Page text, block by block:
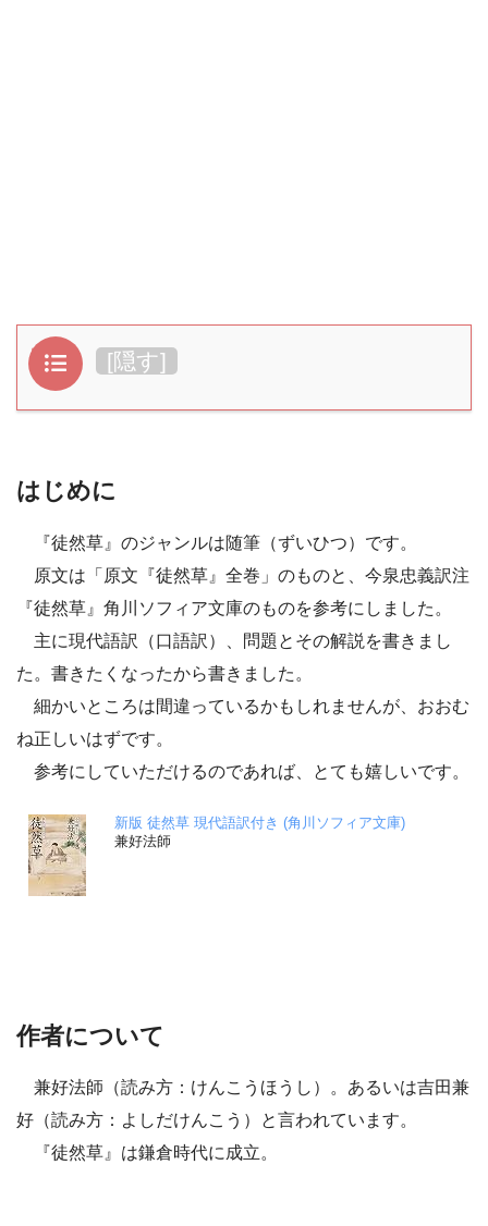
目次 [隠す]
はじめに
『徒然草』のジャンルは随筆（ずいひつ）です。
原文は「原文『徒然草』全巻」のものと、今泉忠義訳注
『徒然草』角川ソフィア文庫のものを参考にしました。
主に現代語訳（口語訳）、問題とその解説を書きまし
た。書きたくなったから書きました。
細かいところは間違っているかもしれませんが、おおむ
ね正しいはずです。
参考にしていただけるのであれば、とても嬉しいです。
新版 徒然草 現代語訳付き (角川ソフィア文庫)
兼好法師
作者について
兼好法師（読み方：けんこうほうし）。あるいは吉田兼
好（読み方：よしだけんこう）と言われています。
『徒然草』は鎌倉時代に成立。